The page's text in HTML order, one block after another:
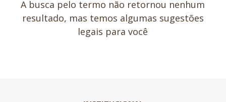
A busca pelo termo não retornou nenhum
resultado, mas temos algumas sugestões
legais para você